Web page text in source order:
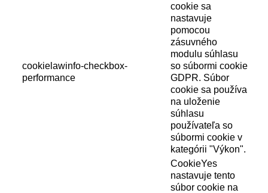
cookielawinfo-checkbox-
performance
cookie sa
nastavuje
pomocou
zásuvného
modulu súhlasu
so súbormi cookie
GDPR. Súbor
cookie sa používa
na uloženie
súhlasu
používateľa so
súbormi cookie v
kategórii "Výkon".
CookieYes
nastavuje tento
súbor cookie na